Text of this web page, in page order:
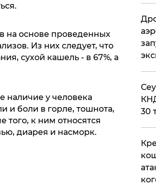
на основе проведенных
Из них следует, что
сухой кашель - в 67%, а
наличие у человека
и боли в горле, тошнота,
к ним относятся
диарея и насморк.
30